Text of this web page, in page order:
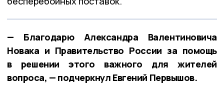
— Благодарю Александра Валентиновича
Новака и Правительство России за помощь
в решении этого важного для жителей
вопроса, — подчеркнул Евгений Первышов.